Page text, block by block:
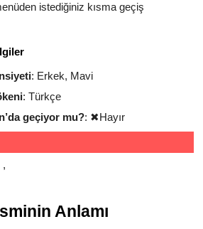
istediğiniz kısma geçiş
: Erkek, Mavi
: Türkçe
geçiyor mu?: ✖Hayır
Anlamı